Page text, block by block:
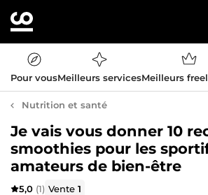
Pour vousMeilleurs servicesMeilleurs
Nutrition et santé
Je vais vous donner 10
smoothies pour les
amateurs de bien-être
5,0 (1) Vente1